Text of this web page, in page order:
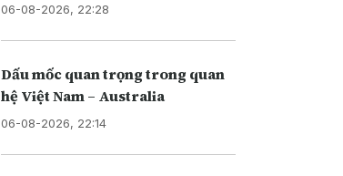
06-08-2026, 22:28
Dấu mốc quan trọng trong quan
hệ Việt Nam – Australia
06-08-2026, 22:14